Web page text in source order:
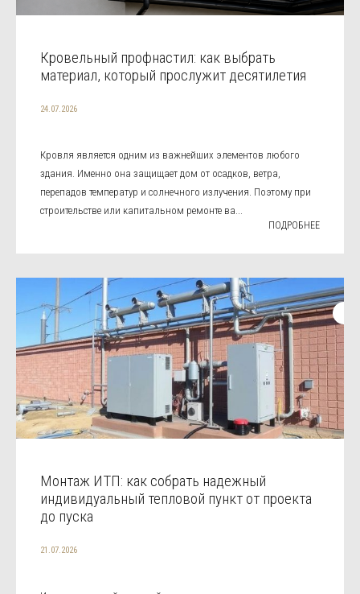
Кровельный профнастил: как выбрать
материал, который прослужит десятилетия
24.07.2026
Кровля является одним из важнейших элементов любого
здания. Именно она защищает дом от осадков, ветра,
перепадов температур и солнечного излучения. Поэтому при
строительстве или капитальном ремонте ва...
ПОДРОБНЕЕ
Монтаж ИТП: как собрать надежный
индивидуальный тепловой пункт от проекта
до пуска
21.07.2026